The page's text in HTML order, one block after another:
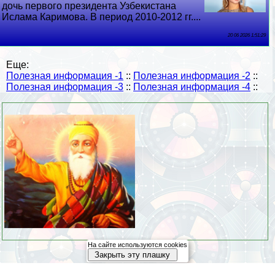
дочь первого президента Узбекистана
Ислама Каримова. В период 2010-2012 гг....
20 06 2026 1:51:29
Еще:
Полезная информация -1 :: Полезная информация -2 ::
Полезная информация -3 :: Полезная информация -4 ::
На сайте используются cookies
Закрыть эту плашку